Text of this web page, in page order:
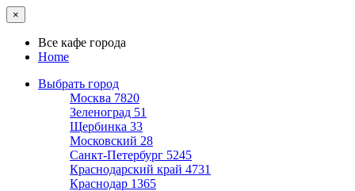
×
Все кафе города
Home
Выбрать город
Москва 7820
Зеленоград 51
Щербинка 33
Московский 28
Санкт-Петербург 5245
Краснодарский край 4731
Краснодар 1365